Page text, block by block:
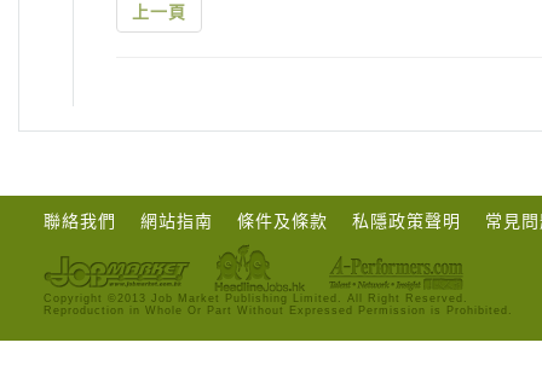
上一頁
聯絡我們 網站指南 條件及條款 私隱政策聲明 常見
Copyright ©2013 Job Market Publishing Limited. All Right Reserved.
Reproduction in Whole Or Part Without Expressed Permission is Prohibited.